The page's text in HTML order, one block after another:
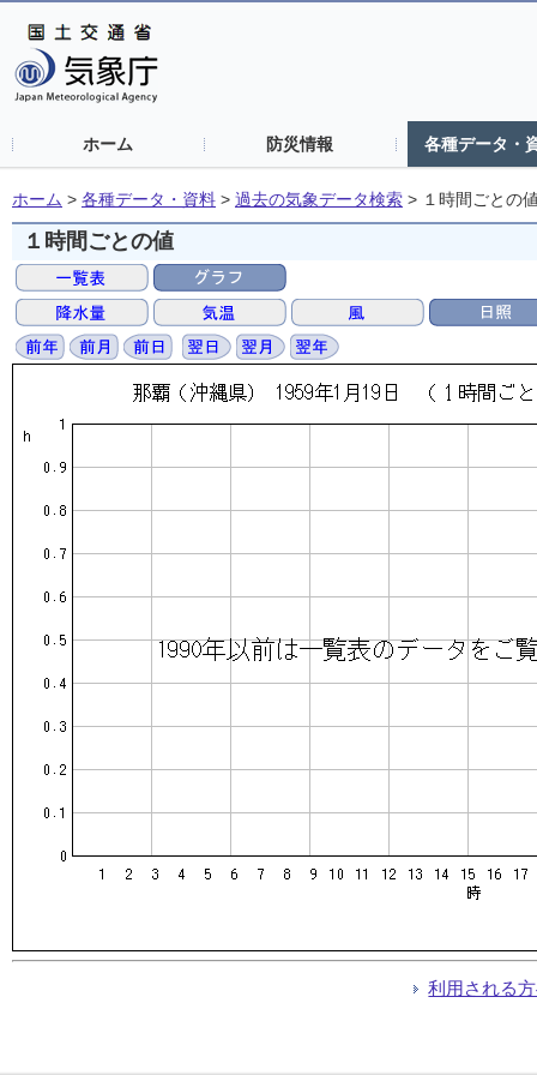
ホーム 防災情報 各種データ・
ホーム > 各種データ・資料 > 過去の気象データ検索 > １時間ごとの
１時間ごとの値
利用される